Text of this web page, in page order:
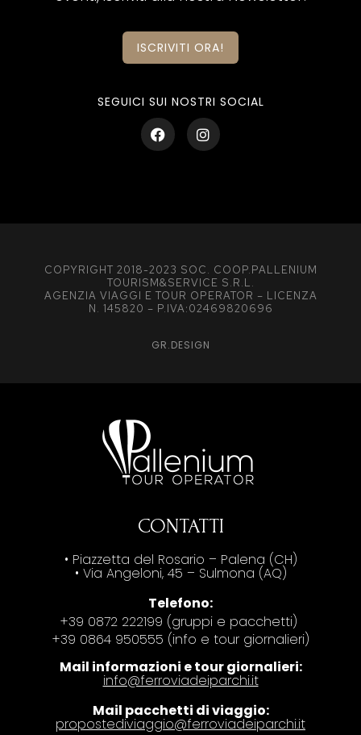
ISCRIVITI ORA!
SEGUICI SUI NOSTRI SOCIAL
COPYRIGHT 2018-2023 SOC. COOP.PALLENIUM
TOURISM&SERVICE S.R.L.
AGENZIA VIAGGI E TOUR OPERATOR – LICENZA
N. 145820 – P.IVA:02469820696
GR.DESIGN
CONTATTI
• Piazzetta del Rosario – Palena (CH)
• Via Angeloni, 45 – Sulmona (AQ)
Telefono:
+39 0872 222199 (gruppi e pacchetti)
+39 0864 950555 (info e tour giornalieri)
Mail informazioni e tour giornalieri:
info@ferroviadeiparchi.it
Mail pacchetti di viaggio:
propostediviaggio@ferroviadeiparchi.it